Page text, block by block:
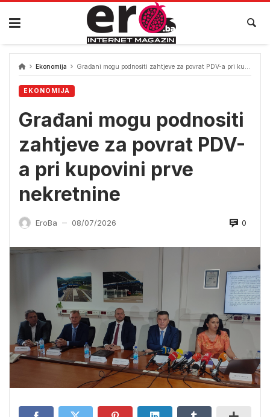
Skip
content
Ekonomija Građani mogu podnositi zahtjeve za povrat PDV-a pri kupovini prve nekretnine
EKONOMIJA
Građani mogu podnositi
zahtjeve za povrat PDV-
a pri kupovini prve
nekretnine
EroBa — 08/07/2026 0